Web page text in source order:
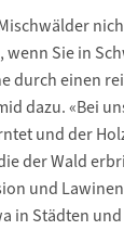
wenn Sie in
durch einen
dazu. «Bei
und der
der Wald
und
in Städten